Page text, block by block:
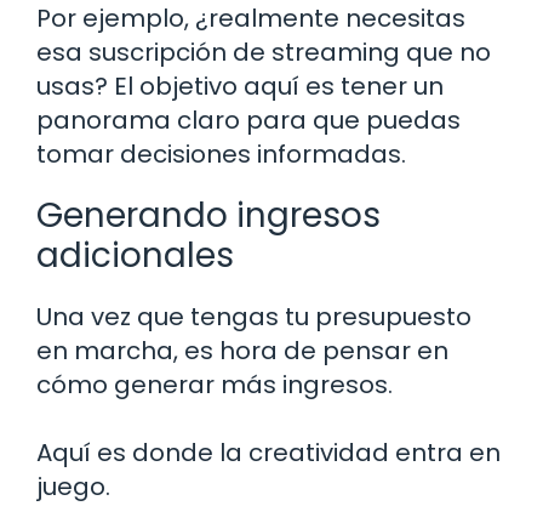
Por ejemplo, ¿realmente necesitas
esa suscripción de streaming que no
usas? El objetivo aquí es tener un
panorama claro para que puedas
tomar decisiones informadas.
Generando ingresos
adicionales
Una vez que tengas tu presupuesto
en marcha, es hora de pensar en
cómo generar más ingresos.
Aquí es donde la creatividad entra en
juego.